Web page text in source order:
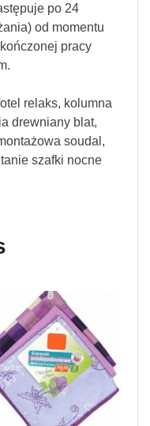
po 24
od momentu
pracy
relaks, kolumna
drewniany blat,
soudal,
szafki nocne